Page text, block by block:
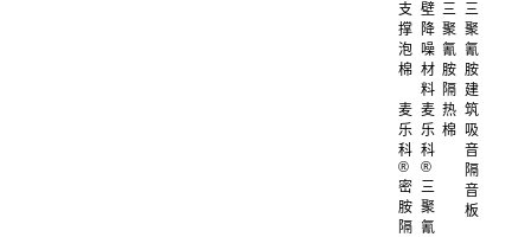
支
撑
泡
棉
壁
降
噪
材
料
麦
乐
科
®
密
胺
隔
麦
乐
科
®
三
聚
氰
三
聚
氰
胺
隔
热
棉
三
聚
氰
胺
建
筑
吸
音
隔
音
板